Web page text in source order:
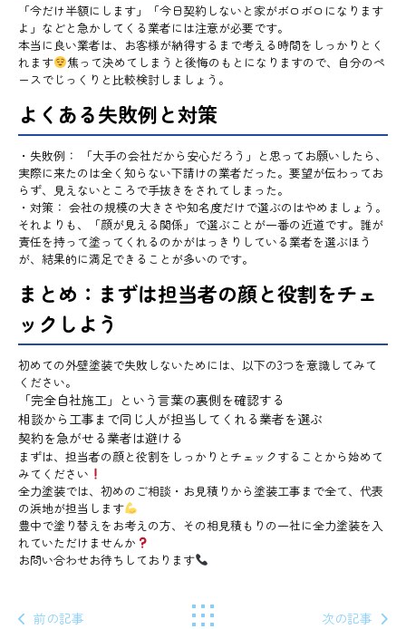
「今だけ半額にします」「今日契約しないと家がボロボロになります
よ」などと急かしてくる業者には注意が必要です。
本当に良い業者は、お客様が納得するまで考える時間をしっかりとく
れます
焦って決めてしまうと後悔のもとになりますので、自分のペ
ースでじっくりと比較検討しましょう。
よくある失敗例と対策
・失敗例： 「大手の会社だから安心だろう」と思ってお願いしたら、
実際に来たのは全く知らない下請けの業者だった。要望が伝わってお
らず、見えないところで手抜きをされてしまった。
・対策： 会社の規模の大きさや知名度だけで選ぶのはやめましょう。
それよりも、「顔が見える関係」で選ぶことが一番の近道です。誰が
責任を持って塗ってくれるのかがはっきりしている業者を選ぶほう
が、結果的に満足できることが多いのです。
まとめ：まずは担当者の顔と役割をチェ
ックしよう
初めての外壁塗装で失敗しないためには、以下の3つを意識してみて
ください。
「完全自社施工」という言葉の裏側を確認する
相談から工事まで同じ人が担当してくれる業者を選ぶ
契約を急がせる業者は避ける
まずは、担当者の顔と役割をしっかりとチェックすることから始めて
みてください
全力塗装では、初めのご相談・お見積りから塗装工事まで全て、代表
の浜地が担当します
豊中で塗り替えをお考えの方、その相見積もりの一社に全力塗装を入
れていただけませんか
お問い合わせお待ちしております
前の記事 次の記事